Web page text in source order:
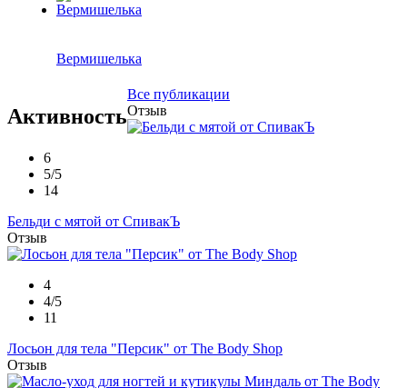
Вермишелька
Активность
Все публикации
Отзыв
6
5/5
14
Бельди с мятой от СпивакЪ
Отзыв
4
4/5
11
Лосьон для тела "Персик" от The Body Shop
Отзыв